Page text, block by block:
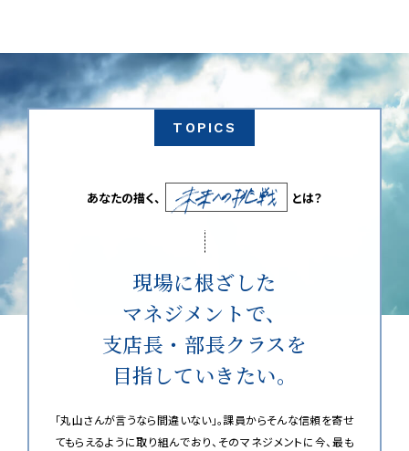
TOPICS
あなたの描く、 とは？
現場に根ざした
マネジメントで、
支店長・部長クラスを
目指していきたい。
「丸山さんが言うなら間違いない」。課員からそんな信頼を寄せ
てもらえるように取り組んでおり、そのマネジメントに今、最も